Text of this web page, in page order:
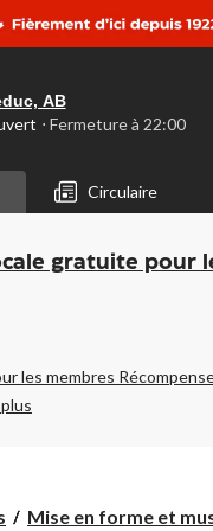
AB
⋅ Fermeture à 22:00
Circulaire
gratuite pour
les membres
Mise en forme et